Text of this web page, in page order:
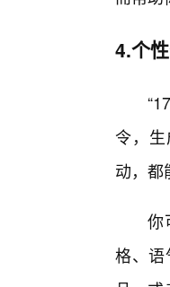
4.个
令，
动，都
你
格、